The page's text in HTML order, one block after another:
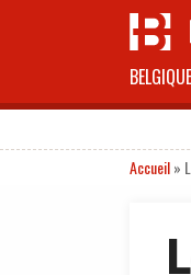
BELGIQUE
Accueil»